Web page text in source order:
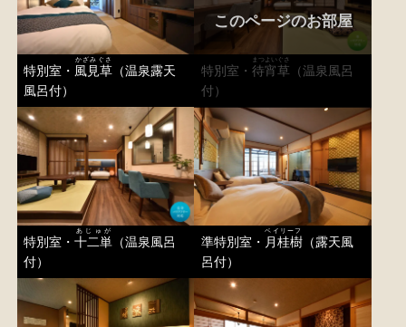
特別室・ 風見草
かざみぐさ
（温泉露天
風呂付）
特別室・ 待宵草
まつよいぐさ
（温泉風呂
付）
このページのお部屋
特別室・十二単
あじゅが
（温泉風呂
付）
準特別室・ 月桂樹
ベイリーフ
（露天風
呂付）